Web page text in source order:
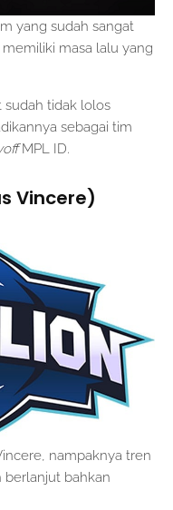
yang sudah sangat
masa lalu yang
sudah tidak lolos
sebagai tim
MPL ID.
Vincere)
nampaknya tren
berlanjut bahkan